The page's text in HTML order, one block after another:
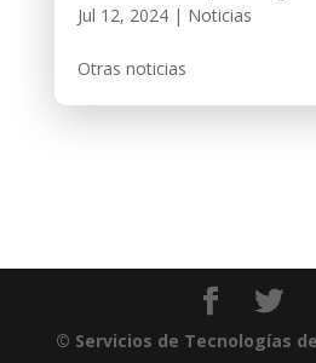
Jul 12, 2024| Noticias
Otras noticias
© Servicios de Tecnologías